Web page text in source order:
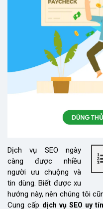
Dịch vụ SEO ngày
càng được nhiều
người ưu chuộng và
tin dùng. Biết được xu
hướng này, nên chúng tôi
Cung cấp dịch vụ SEO uy tín